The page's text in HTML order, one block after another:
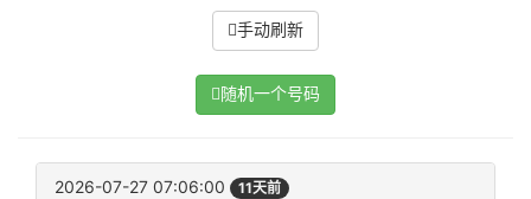
手动刷新
随机一个号码
2026-07-27 07:06:00 11天前